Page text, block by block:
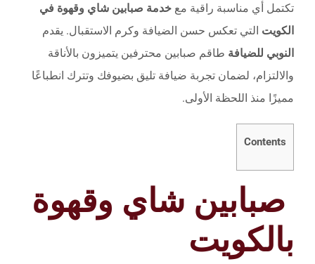
تكتمل أي مناسبة راقية مع خدمة صبابين شاي وقهوة في
الكويت التي تعكس حسن الضيافة وكرم الاستقبال. يقدم
النوبي للضيافة طاقم صبابين محترفين يتميزون بالأناقة
والالتزام، لضمان تجربة ضيافة تليق بضيوفك وتترك انطباعًا
مميزًا منذ اللحظة الأولى.
Contents
صبابين شاي وقهوة
بالكويت